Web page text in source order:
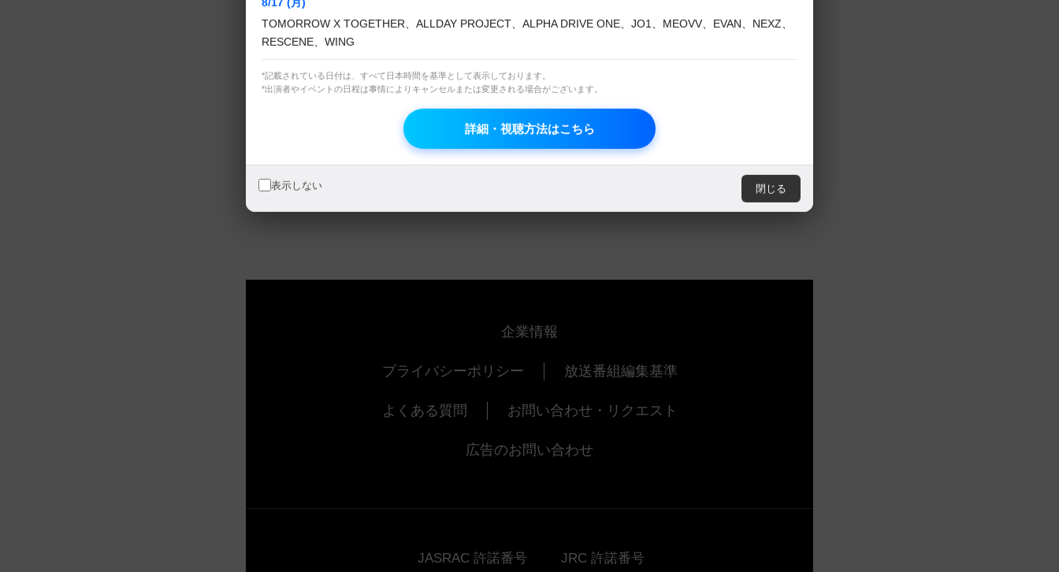
関連番組
スーパーフードのチカラ
企業情報
プライバシーポリシー 放送番組編集基準
よくある質問 お問い合わせ・リクエスト
広告のお問い合わせ
JASRAC 許諾番号
JRC 許諾番号
TOMORROW X TOGETHER、ALLDAY PROJECT、ALPHA DRIVE ONE、JO1、MEOVV、EVAN、NEXZ、
RESCENE、WING
*記載されている日付は、すべて日本時間を基準として表示しております。
*出演者やイベントの日程は事情によりキャンセルまたは変更される場合がございます。
詳細・視聴方法はこちら
表示しない 閉じる